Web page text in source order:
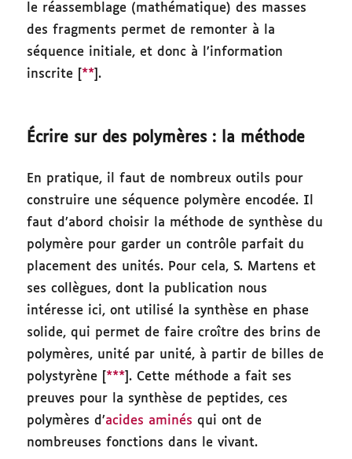
le réassemblage (mathématique) des masses
des fragments permet de remonter à la
séquence initiale, et donc à l’information
inscrite [ ** ].
Écrire sur des polymères : la méthode
En pratique, il faut de nombreux outils pour
construire une séquence polymère encodée. Il
faut d’abord choisir la méthode de synthèse du
polymère pour garder un contrôle parfait du
placement des unités. Pour cela, S. Martens et
ses collègues, dont la publication nous
intéresse ici, ont utilisé la synthèse en phase
solide, qui permet de faire croître des brins de
polymères, unité par unité, à partir de billes de
polystyrène [ *** ]. Cette méthode a fait ses
preuves pour la synthèse de peptides, ces
polymères d’acides aminés qui ont de
nombreuses fonctions dans le vivant.